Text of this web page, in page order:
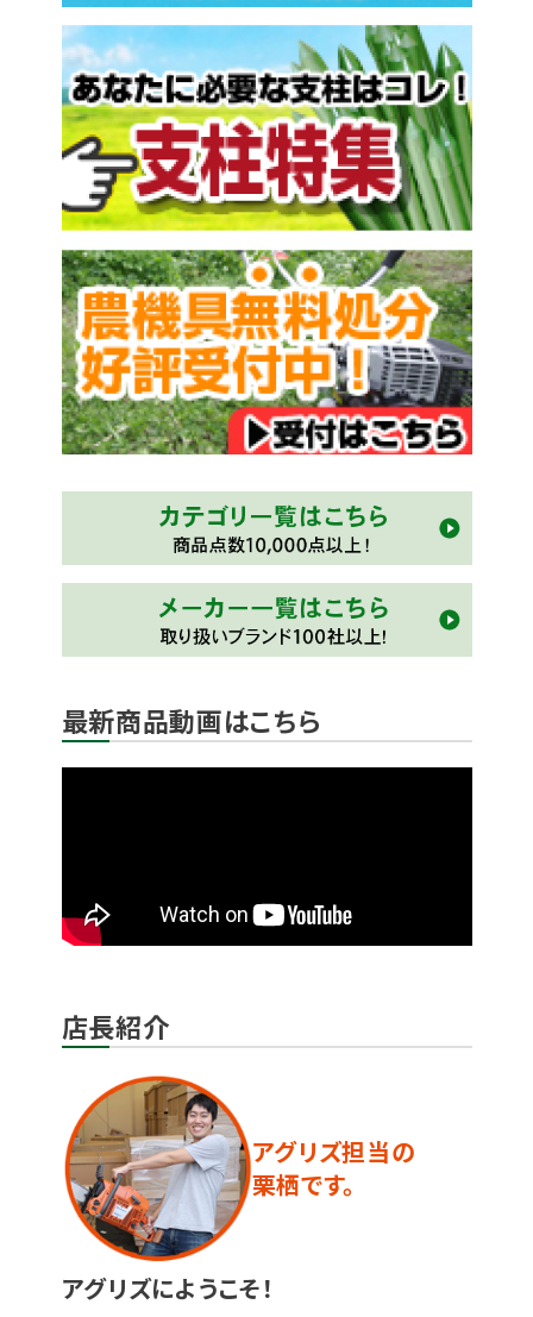
最新商品動画はこちら
店長紹介
アグリズ担当の
栗栖です。
アグリズにようこそ！